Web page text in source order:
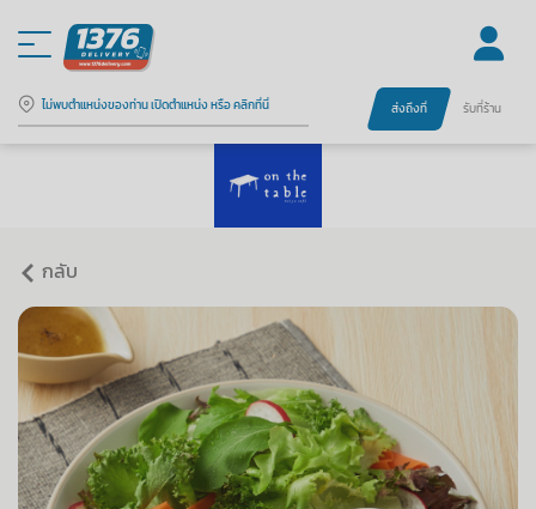
ไม่พบตำแหน่งของท่าน เปิดตำแหน่ง หรือ คลิกที่นี่ ส่งถึงที่ รับที่ร้าน
กลับ